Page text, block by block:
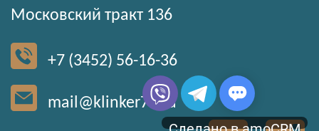
Московский тракт 136
+7 (3452) 56-16-36
mail@klinker72.ru